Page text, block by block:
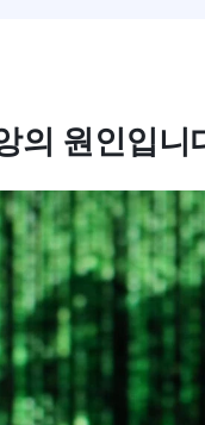
의 원인입니